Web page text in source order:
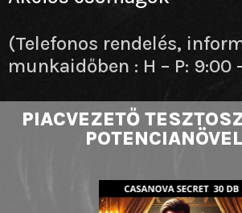
PIACVEZETŐ
(Telefonos rendelés,
munkaidőben : H – P: 9:00